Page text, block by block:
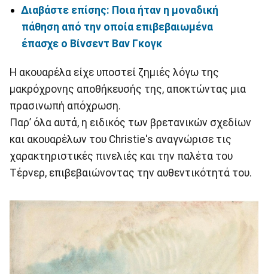
Διαβάστε επίσης: Ποια ήταν η μοναδική
πάθηση από την οποία επιβεβαιωμένα
έπασχε ο Βίνσεντ Βαν Γκογκ
Η ακουαρέλα είχε υποστεί ζημιές λόγω της
μακρόχρονης αποθήκευσής της, αποκτώντας μια
πρασινωπή απόχρωση.
Παρ’ όλα αυτά, η ειδικός των βρετανικών σχεδίων
και ακουαρέλων του Christie's αναγνώρισε τις
χαρακτηριστικές πινελιές και την παλέτα του
Τέρνερ, επιβεβαιώνοντας την αυθεντικότητά του.